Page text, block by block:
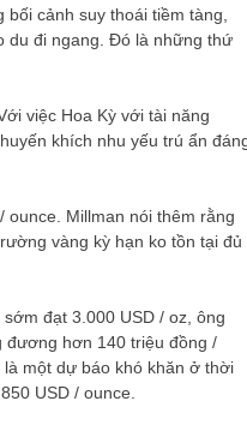
cảnh suy thoái tiềm tàng,
du đi ngang. Đó là những thứ
việc Hoa Kỳ với tài năng
khích nhu yếu trú ẩn
Millman nói thêm rằng
vàng kỳ hạn ko tồn tại đủ
đạt 3.000 USD / oz, ông
đương hơn 140 triệu đồng /
một dự báo khó khăn ở thời
USD / ounce.